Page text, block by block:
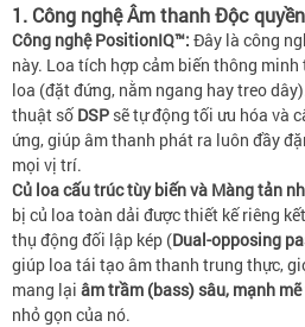
1. Công nghệ Âm thanh Độc quyền
Công nghệ PositionIQ™: Đây là công
này. Loa tích hợp cảm biến thông
loa (đặt đứng, nằm ngang hay treo
thuật số DSP sẽ tự động tối ưu hóa và
ứng, giúp âm thanh phát ra luôn đầy
mọi vị trí.
Củ loa cấu trúc tùy biến và Màng tản
bị củ loa toàn dải được thiết kế riêng
thụ động đối lập kép (Dual-opposing
giúp loa tái tạo âm thanh trung thực,
mang lại âm trầm (bass) sâu, mạnh mẽ
nhỏ gọn của nó.